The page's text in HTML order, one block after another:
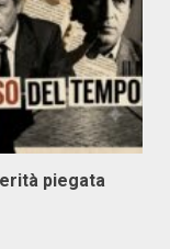
piegata